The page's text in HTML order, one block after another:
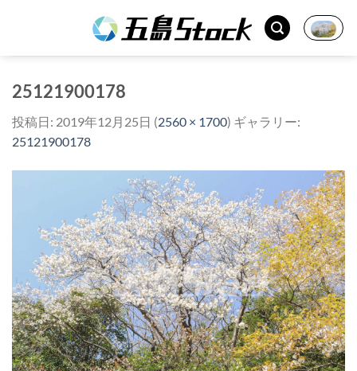
25121900178
投稿日: 2019年12月25日 (2560 × 1700) ギャラリー:
25121900178